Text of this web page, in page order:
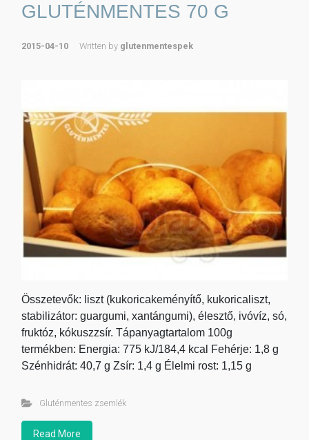
GLUTÉNMENTES 70 G
2015-04-10 Written by glutenmentespek
Összetevők: liszt (kukoricakeményítő, kukoricaliszt,
stabilizátor: guargumi, xantángumi), élesztő, ivóvíz, só,
fruktóz, kókuszzsír. Tápanyagtartalom 100g
termékben: Energia: 775 kJ/184,4 kcal Fehérje: 1,8 g
Szénhidrát: 40,7 g Zsír: 1,4 g Élelmi rost: 1,15 g
Gluténmentes zsemlék
Read More